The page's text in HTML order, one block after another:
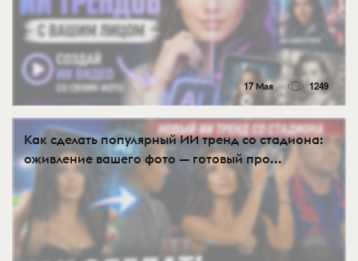
17 Мая 1249
Как сделать популярный ИИ тренд со стадиона:
оживление вашего фото — готовый про...